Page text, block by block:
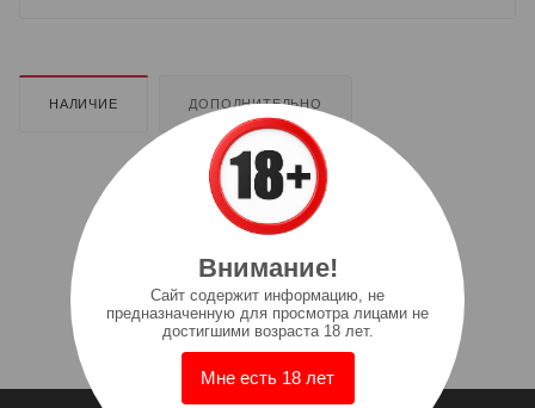
НАЛИЧИЕ ДОПОЛНИТЕЛЬНО
Внимание!
Cайт содержит информацию, не
предназначенную для просмотра лицами не
достигшими возраста 18 лет.
Мне есть 18 лет